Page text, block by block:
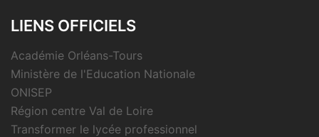
LIENS OFFICIELS
Académie Orléans-Tours
Ministère de l'Education Nationale
ONISEP
Région centre Val de Loire
Transformer le lycée professionnel